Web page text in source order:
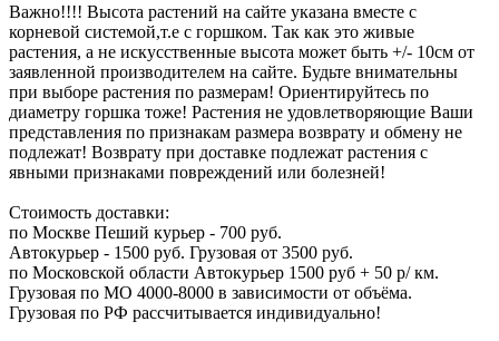
Важно!!!! Высота растений на сайте указана вместе с
корневой системой,т.е с горшком. Так как это живые
растения, а не искусственные высота может быть +/- 10см от
заявленной производителем на сайте. Будьте внимательны
при выборе растения по размерам! Ориентируйтесь по
диаметру горшка тоже! Растения не удовлетворяющие Ваши
представления по признакам размера возврату и обмену не
подлежат! Возврату при доставке подлежат растения с
явными признаками повреждений или болезней!
Стоимость доставки:
по Москве Пеший курьер - 700 руб.
Автокурьер - 1500 руб. Грузовая от 3500 руб.
по Московской области Автокурьер 1500 руб + 50 р/ км.
Грузовая по МО 4000-8000 в зависимости от объёма.
Грузовая по РФ рассчитывается индивидуально!